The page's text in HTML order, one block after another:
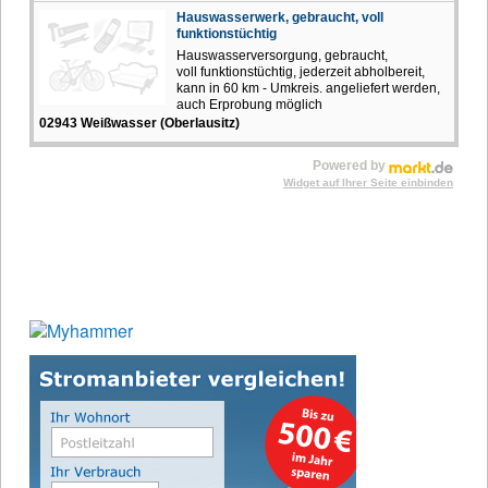
Hauswasserwerk, gebraucht, voll
funktionstüchtig
Hauswasserversorgung, gebraucht,
voll funktionstüchtig, jederzeit abholbereit,
kann in 60 km - Umkreis. angeliefert werden,
auch Erprobung möglich
02943 Weißwasser (Oberlausitz)
Powered by
Widget auf Ihrer Seite einbinden